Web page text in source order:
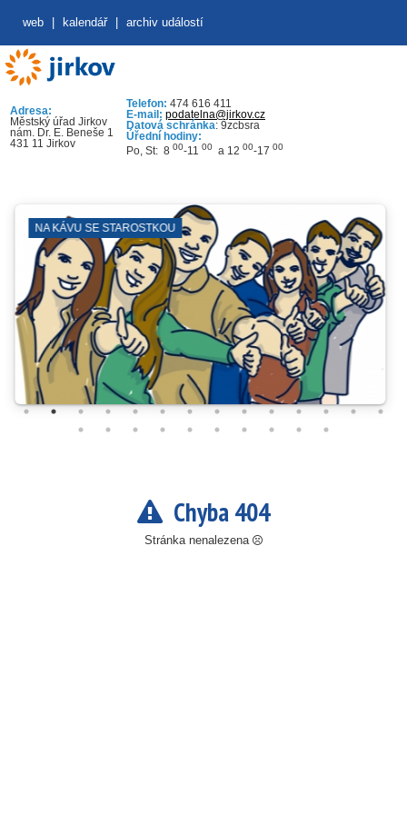
web kalendář archiv událostí
Adresa:
Městský úřad Jirkov
nám. Dr. E. Beneše 1
431 11 Jirkov
Telefon: 474 616 411
E-mail: podatelna@jirkov.cz
Datová schránka: 9zcbsra
Úřední hodiny:
Po, St: 8 00-11 00 a 12 00-17 00
NA KÁVU SE STAROSTKOU
Chyba 404
Stránka nenalezena